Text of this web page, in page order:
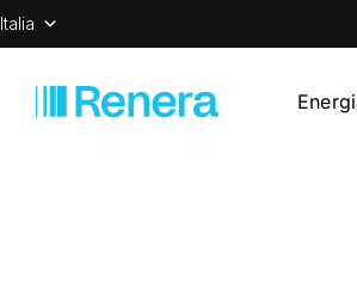
Italia